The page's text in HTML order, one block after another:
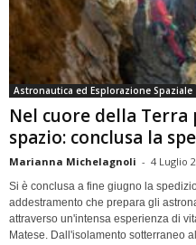
Astronautica ed Esplorazione Spaziale
Nel cuore della
spazio: conclusa la
Marianna Michelagnoli - 4 Luglio
Si è conclusa a fine giugno la
addestramento che prepara gli
attraverso un'intensa esperienza di
Matese. Dall'isolamento sotterraneo